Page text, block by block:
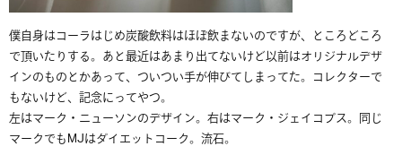
僕自身はコーラはじめ炭酸飲料はほぼ飲まないのですが、ところどころ
で頂いたりする。あと最近はあまり出てないけど以前はオリジナルデザ
インのものとかあって、ついつい手が伸びてしまってた。コレクターで
もないけど、記念にってやつ。
左はマーク・ニューソンのデザイン。右はマーク・ジェイコブス。同じ
マークでもMJはダイエットコーク。流石。